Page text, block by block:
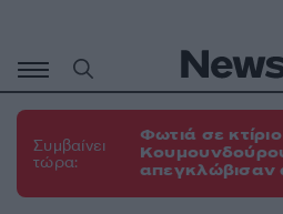
περιεχόμενο
Συμβαίνει
τώρα:
Φωτιά σε
απεγκλώβισαν